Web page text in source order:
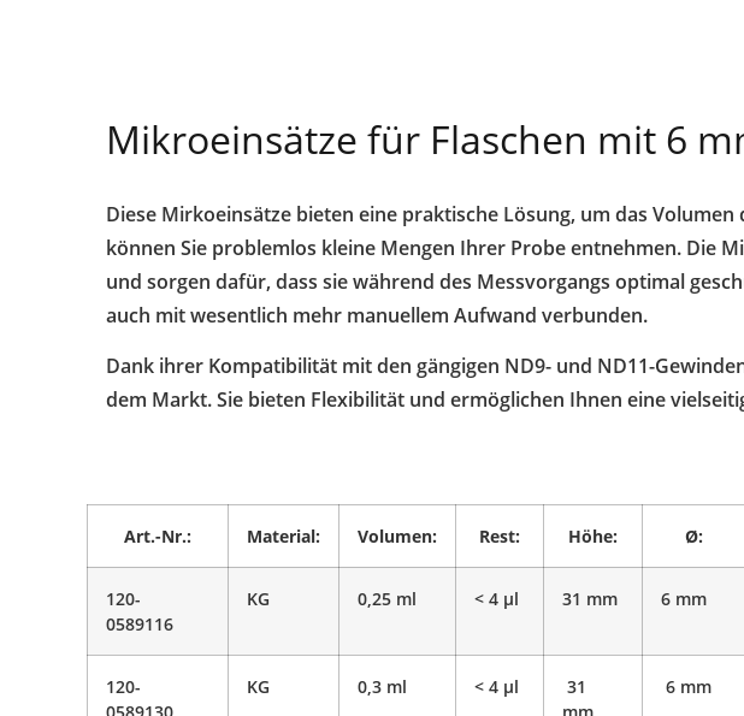
Mikroeinsätze für Flaschen mit 6
Diese Mirkoeinsätze bieten eine praktische Lösung, um das
können Sie problemlos kleine Mengen Ihrer Probe entnehmen. Die
und sorgen dafür, dass sie während des Messvorgangs optimal
auch mit wesentlich mehr manuellem Aufwand verbunden.
Dank ihrer Kompatibilität mit den gängigen ND9- und ND11-
dem Markt. Sie bieten Flexibilität und ermöglichen Ihnen eine
Art.-Nr.: Material: Volumen: Rest: Höhe: Ø:
120-
0589116
KG 0,25 ml < 4 μl 31 mm 6 mm
120-
KG 0,3 ml < 4 μl
31
6 mm